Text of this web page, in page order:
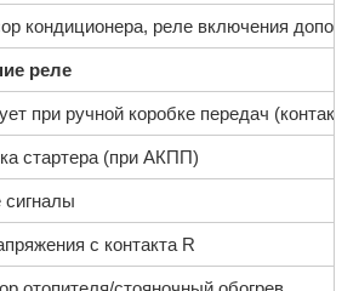
кондиционера, реле включения
реле
при ручной коробке передач
стартера (при АКПП)
с контакта R